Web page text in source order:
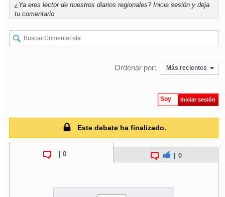
¿Ya eres lector de nuestros diarios regionales?Inicia sesión y deja
tu comentario.
Ordenar por: Más recientes
Soy Iniciar sesión
Este debate ha finalizado.
0 0